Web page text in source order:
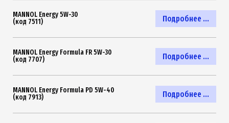
Подробнее ...
MANNOL Energy 5W-30
(код 7511)
Подробнее ...
MANNOL Energy Formula FR 5W-30
(код 7707)
Подробнее ...
MANNOL Energy Formula PD 5W-40
(код 7913)